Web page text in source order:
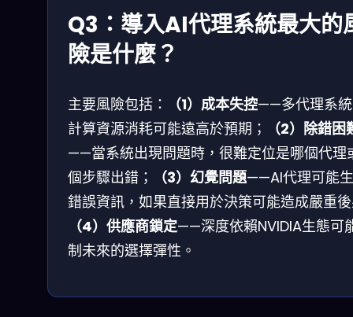
Q3：導入AI代理系統最大的
險是什麼？
主要風險包括： （1）成本失控——多代理系
計算資源消耗可能遠高於預期；
（2）除錯困
——當系統出現問題時，很難定位是哪個代理
個步驟出錯；
（3）幻覺問題——AI代理可能
錯誤資訊，如果直接用於決策可能造成嚴重
（4）供應商鎖定——深度依賴NVIDIA生態可
制未來的選擇彈性。